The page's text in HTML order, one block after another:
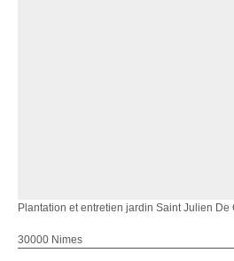
Plantation et entretien jardin Saint Julien De
30000 Nimes